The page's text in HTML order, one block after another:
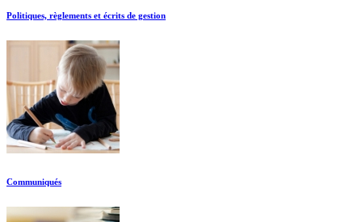
Politiques, règlements et écrits de gestion
Communiqués